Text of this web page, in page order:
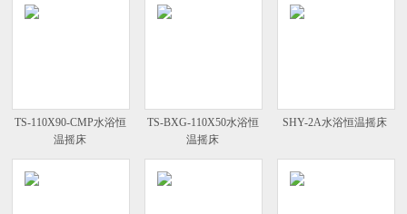
TS-110X90-CMP水浴恒
温摇床
TS-BXG-110X50水浴恒
温摇床
SHY-2A水浴恒温摇床